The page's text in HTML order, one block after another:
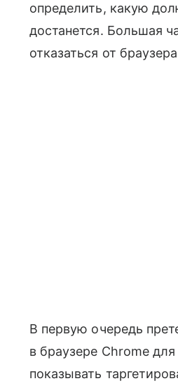
определить, какую
достанется. Большая
отказаться от
В первую очередь
в браузере Chrome
показывать